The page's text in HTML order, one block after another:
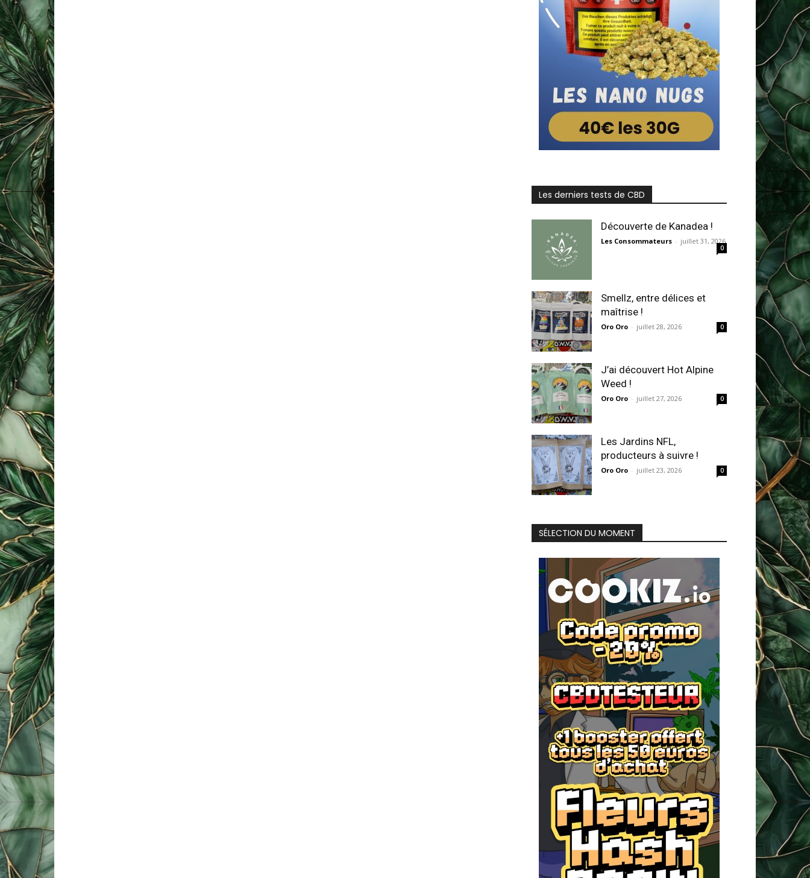
Les derniers tests de CBD
Découverte de Kanadea !
Les Consommateurs - juillet 31, 2026
0
Smellz, entre délices et
maîtrise !
Oro Oro - juillet 28, 2026 0
J’ai découvert Hot Alpine
Weed !
Oro Oro - juillet 27, 2026 0
Les Jardins NFL,
producteurs à suivre !
Oro Oro - juillet 23, 2026 0
SÉLECTION DU MOMENT